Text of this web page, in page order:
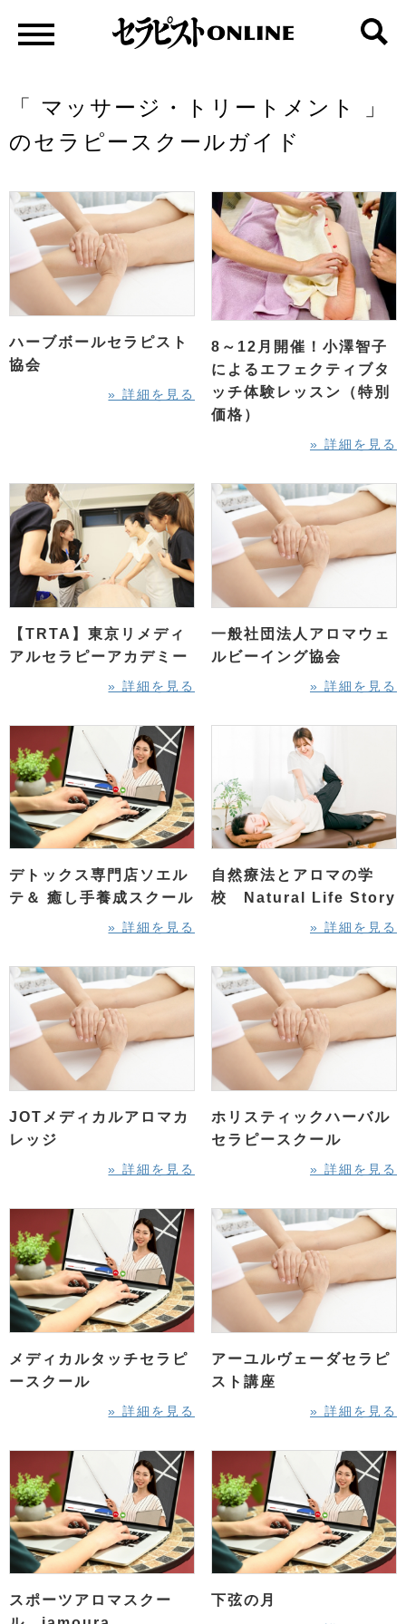
「 マッサージ・トリートメント 」
のセラピースクールガイド
ハーブボールセラピスト
協会
» 詳細を見る
8～12月開催！小澤智子
によるエフェクティブタ
ッチ体験レッスン（特別
価格）
» 詳細を見る
【TRTA】東京リメディ
アルセラピーアカデミー
» 詳細を見る
一般社団法人アロマウェ
ルビーイング協会
» 詳細を見る
デトックス専門店ソエル
テ＆ 癒し手養成スクール
» 詳細を見る
自然療法とアロマの学
校 Natural Life Story
» 詳細を見る
JOTメディカルアロマカ
レッジ
» 詳細を見る
ホリスティックハーバル
セラピースクール
» 詳細を見る
メディカルタッチセラピ
ースクール
» 詳細を見る
アーユルヴェーダセラピ
スト講座
» 詳細を見る
スポーツアロマスクー
下弦の月